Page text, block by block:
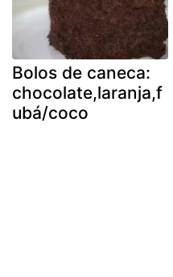
Bolos de caneca:
chocolate,laranja,f
ubá/coco